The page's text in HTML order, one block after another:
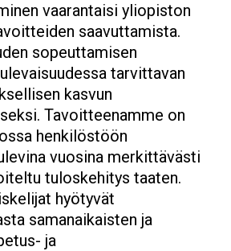
vaarantaisi yliopiston
saavuttamista.
sopeuttamisen
tarvittavan
kasvun
Tavoitteenamme on
henkilöstöön
vuosina merkittävästi
tuloskehitys taaten.
hyötyvät
samanaikaisten ja
ja